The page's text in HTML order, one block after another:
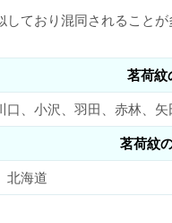
しており混同されること
茗荷紋
口、小沢、羽田、赤林、
茗荷紋
北海道